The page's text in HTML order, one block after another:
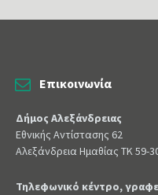
Επικοινωνία
Δήμος Αλεξάνδρειας
Εθνικής Αντίστασης 62
Αλεξάνδρεια Ημαθίας ΤΚ 59-
Τηλεφωνικό κέντρο,